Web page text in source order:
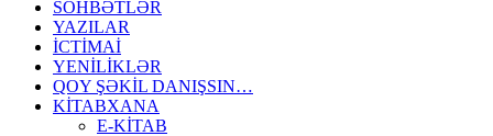
SÖHBƏTLƏR
YAZILAR
İCTİMAİ
YENİLİKLƏR
QOY ŞƏKİL DANIŞSIN…
KİTABXANA
E-KİTAB